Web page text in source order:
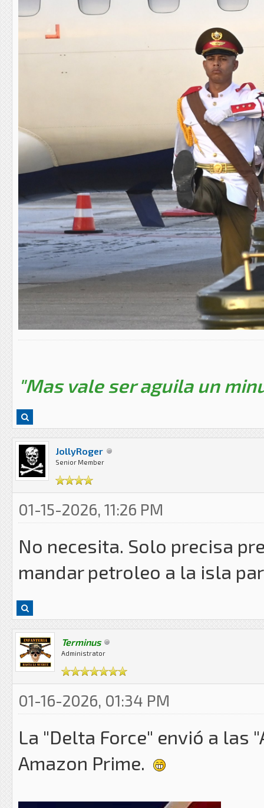
"Mas vale ser aguila un
JollyRoger
Senior Member
01-15-2026, 11:26 PM
No necesita. Solo precisa
mandar petroleo a la isla
Terminus
Administrator
01-16-2026, 01:34 PM
La "Delta Force" envió a las
Amazon Prime.